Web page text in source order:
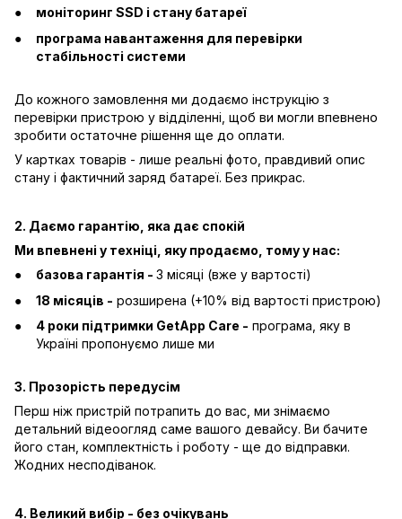
моніторинг SSD і стану батареї
програма навантаження для перевірки
стабільності системи
До кожного замовлення ми додаємо інструкцію з
перевірки пристрою у відділенні, щоб ви могли впевнено
зробити остаточне рішення ще до оплати.
У картках товарів - лише реальні фото, правдивий опис
стану і фактичний заряд батареї. Без прикрас.
2. Даємо гарантію, яка дає спокій
Ми впевнені у техніці, яку продаємо, тому у нас:
базова гарантія - 3 місяці (вже у вартості)
18 місяців - розширена (+10% від вартості пристрою)
4 роки підтримки GetApp Care - програма, яку в
Україні пропонуємо лише ми
3. Прозорість передусім
Перш ніж пристрій потрапить до вас, ми знімаємо
детальний відеоогляд саме вашого девайсу. Ви бачите
його стан, комплектність і роботу - ще до відправки.
Жодних несподіванок.
4. Великий вибір - без очікувань